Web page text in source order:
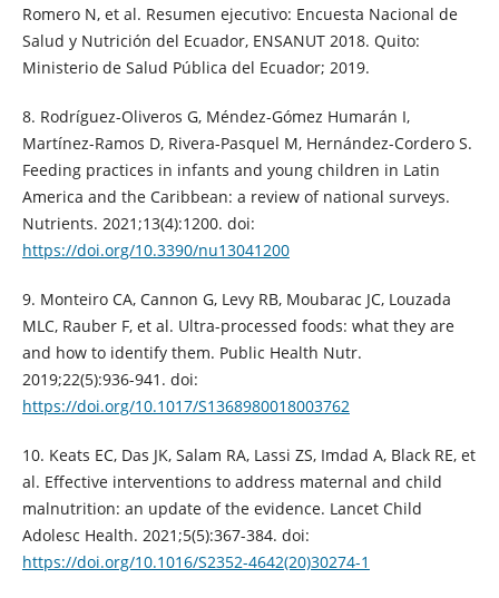
Romero N, et al. Resumen ejecutivo: Encuesta Nacional de
Salud y Nutrición del Ecuador, ENSANUT 2018. Quito:
Ministerio de Salud Pública del Ecuador; 2019.
8. Rodríguez-Oliveros G, Méndez-Gómez Humarán I,
Martínez-Ramos D, Rivera-Pasquel M, Hernández-Cordero S.
Feeding practices in infants and young children in Latin
America and the Caribbean: a review of national surveys.
Nutrients. 2021;13(4):1200. doi:
https://doi.org/10.3390/nu13041200
9. Monteiro CA, Cannon G, Levy RB, Moubarac JC, Louzada
MLC, Rauber F, et al. Ultra-processed foods: what they are
and how to identify them. Public Health Nutr.
2019;22(5):936-941. doi:
https://doi.org/10.1017/S1368980018003762
10. Keats EC, Das JK, Salam RA, Lassi ZS, Imdad A, Black RE, et
al. Effective interventions to address maternal and child
malnutrition: an update of the evidence. Lancet Child
Adolesc Health. 2021;5(5):367-384. doi:
https://doi.org/10.1016/S2352-4642(20)30274-1